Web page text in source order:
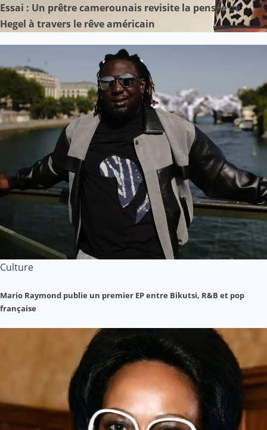
Essai : Un prêtre camerounais revisite la pensée de
Hegel à travers le rêve américain
Culture
Mario Raymond publie un premier EP entre Bikutsi, R&B et pop
française